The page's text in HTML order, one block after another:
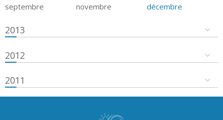
septembre
novembre décembre
2013
2012
2011